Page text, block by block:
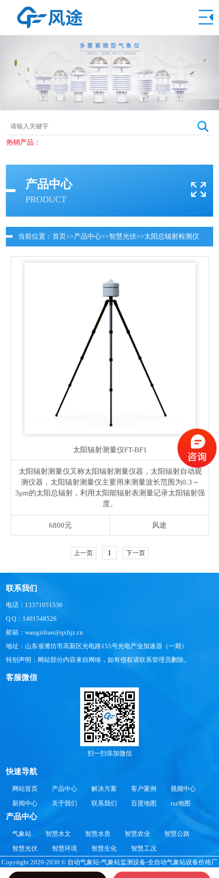
热销产品：
产品中心
PRODUCT
当前位置： 首页>>产品中心>>智慧光伏>>太阳总辐射检测仪
太阳辐射测量仪FT-BF1
太阳辐射测量仪又称太阳辐射测量仪器，太阳辐射自动观
测仪器，太阳辐射测量仪主要用来测量波长范围为0.3～
3μm的太阳总辐射，利用太阳能辐射表测量记录太阳辐射强
度。
6800元 风途
上一页 1 下一页
联系我们
电话：13371051536
Q Q：1401548526
邮箱：wangzilian@qxhjz.cn
地址：山东省潍坊市高新区光电路155号光电产业加速器（一期）
特别声明：网站部分内容来自网络，如有侵权请联系管理员删除。
客服微信
扫一扫添加微信
快速导航
网站首页 产品中心 解决方案 客户案例
视频中心
新闻中心
关于我们 联系我们 百度地图 txt地图
产品中心
气象站 智慧水文 智慧水质 智慧农业
智慧公路
智慧光伏
智慧环境 智慧生化
智慧工况
Copyright 2020-2030 © 自动气象站-气象站监测设备-全自动气象站设备价格厂
家参数SDFTWLW.COM All Rights Reserved.
鲁公网安备